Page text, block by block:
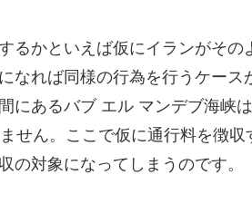
るかといえば仮にイランがそ
なれば同様の行為を行うケー
にあるバブ エル マンデブ海峡
せん。ここで仮に通行料を徴
の対象になってしまうのです。